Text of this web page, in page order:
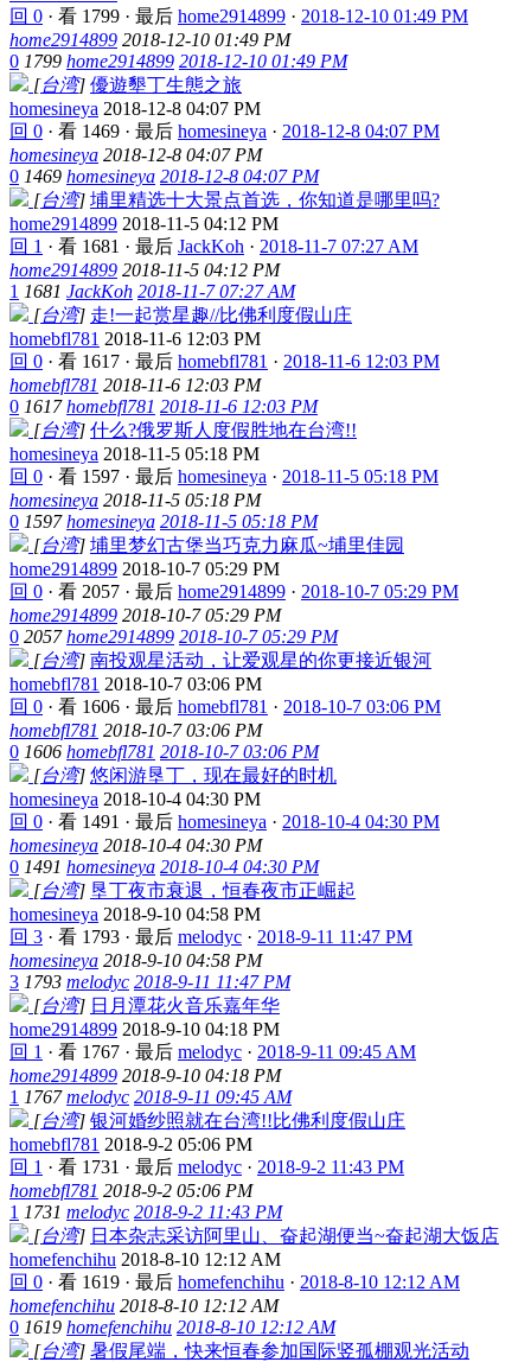
回 0 · 看 1799 · 最后 home2914899 · 2018-12-10 01:49 PM
home2914899 2018-12-10 01:49 PM
0 1799 home2914899 2018-12-10 01:49 PM
[台湾] 優遊墾丁生態之旅
homesineya 2018-12-8 04:07 PM
回 0 · 看 1469 · 最后 homesineya · 2018-12-8 04:07 PM
homesineya 2018-12-8 04:07 PM
0 1469 homesineya 2018-12-8 04:07 PM
[台湾] 埔里精选十大景点首选，你知道是哪里吗?
home2914899 2018-11-5 04:12 PM
回 1 · 看 1681 · 最后 JackKoh · 2018-11-7 07:27 AM
home2914899 2018-11-5 04:12 PM
1 1681 JackKoh 2018-11-7 07:27 AM
[台湾] 走!一起赏星趣//比佛利度假山庄
homebfl781 2018-11-6 12:03 PM
回 0 · 看 1617 · 最后 homebfl781 · 2018-11-6 12:03 PM
homebfl781 2018-11-6 12:03 PM
0 1617 homebfl781 2018-11-6 12:03 PM
[台湾] 什么?俄罗斯人度假胜地在台湾!!
homesineya 2018-11-5 05:18 PM
回 0 · 看 1597 · 最后 homesineya · 2018-11-5 05:18 PM
homesineya 2018-11-5 05:18 PM
0 1597 homesineya 2018-11-5 05:18 PM
[台湾] 埔里梦幻古堡当巧克力麻瓜~埔里佳园
home2914899 2018-10-7 05:29 PM
回 0 · 看 2057 · 最后 home2914899 · 2018-10-7 05:29 PM
home2914899 2018-10-7 05:29 PM
0 2057 home2914899 2018-10-7 05:29 PM
[台湾] 南投观星活动，让爱观星的你更接近银河
homebfl781 2018-10-7 03:06 PM
回 0 · 看 1606 · 最后 homebfl781 · 2018-10-7 03:06 PM
homebfl781 2018-10-7 03:06 PM
0 1606 homebfl781 2018-10-7 03:06 PM
[台湾] 悠闲游垦丁，现在最好的时机
homesineya 2018-10-4 04:30 PM
回 0 · 看 1491 · 最后 homesineya · 2018-10-4 04:30 PM
homesineya 2018-10-4 04:30 PM
0 1491 homesineya 2018-10-4 04:30 PM
[台湾] 垦丁夜市衰退，恒春夜市正崛起
homesineya 2018-9-10 04:58 PM
回 3 · 看 1793 · 最后 melodyc · 2018-9-11 11:47 PM
homesineya 2018-9-10 04:58 PM
3 1793 melodyc 2018-9-11 11:47 PM
[台湾] 日月潭花火音乐嘉年华
home2914899 2018-9-10 04:18 PM
回 1 · 看 1767 · 最后 melodyc · 2018-9-11 09:45 AM
home2914899 2018-9-10 04:18 PM
1 1767 melodyc 2018-9-11 09:45 AM
[台湾] 银河婚纱照就在台湾!!比佛利度假山庄
homebfl781 2018-9-2 05:06 PM
回 1 · 看 1731 · 最后 melodyc · 2018-9-2 11:43 PM
homebfl781 2018-9-2 05:06 PM
1 1731 melodyc 2018-9-2 11:43 PM
[台湾] 日本杂志采访阿里山、奋起湖便当~奋起湖大饭店
homefenchihu 2018-8-10 12:12 AM
回 0 · 看 1619 · 最后 homefenchihu · 2018-8-10 12:12 AM
homefenchihu 2018-8-10 12:12 AM
0 1619 homefenchihu 2018-8-10 12:12 AM
[台湾] 暑假尾端，快来恒春参加国际竖孤棚观光活动